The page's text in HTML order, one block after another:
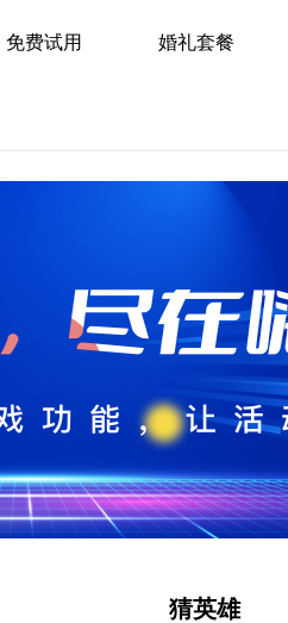
免费试用 婚礼套餐
猜英雄